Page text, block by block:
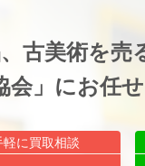
古美術を売
」にお任
に買取相談